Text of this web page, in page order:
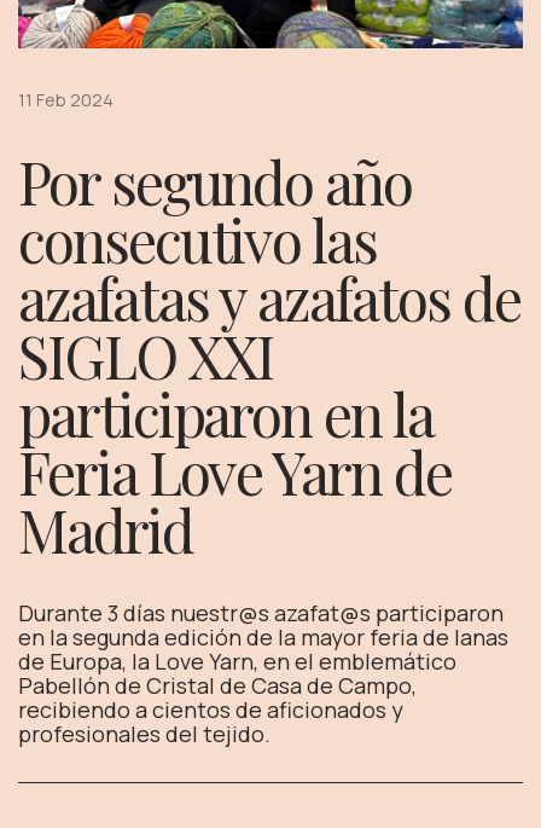
11 Feb 2024
Por segundo año
consecutivo las
azafatas y azafatos de
SIGLO XXI
participaron en la
Feria Love Yarn de
Madrid
Durante 3 días nuestr@s azafat@s participaron
en la segunda edición de la mayor feria de lanas
de Europa, la Love Yarn, en el emblemático
Pabellón de Cristal de Casa de Campo,
recibiendo a cientos de aficionados y
profesionales del tejido.